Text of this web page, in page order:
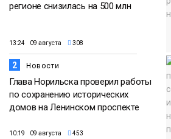
регионе снизилась на 500 млн
13:24 09 августа 308
2 Новости
Глава Норильска проверил работы
по сохранению исторических
домов на Ленинском проспекте
10:19 09 августа 453